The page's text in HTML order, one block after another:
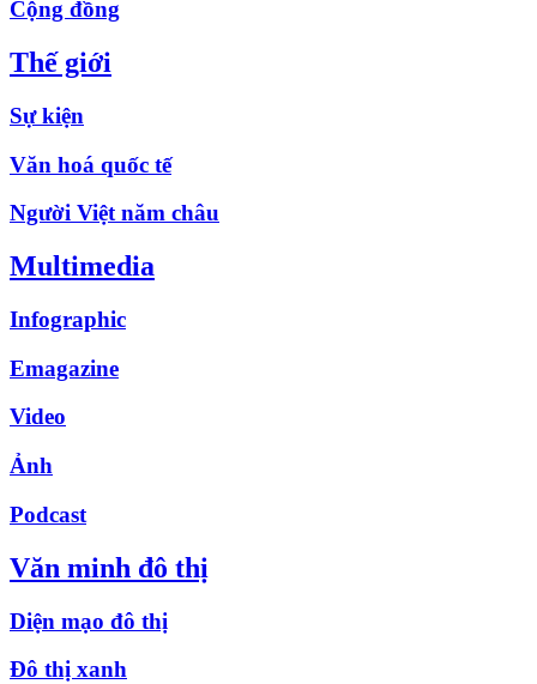
Cộng đồng
Thế giới
Sự kiện
Văn hoá quốc tế
Người Việt năm châu
Multimedia
Infographic
Emagazine
Video
Ảnh
Podcast
Văn minh đô thị
Diện mạo đô thị
Đô thị xanh